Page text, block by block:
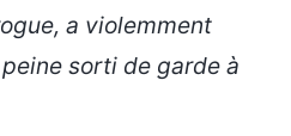
a violemment
sorti de garde à